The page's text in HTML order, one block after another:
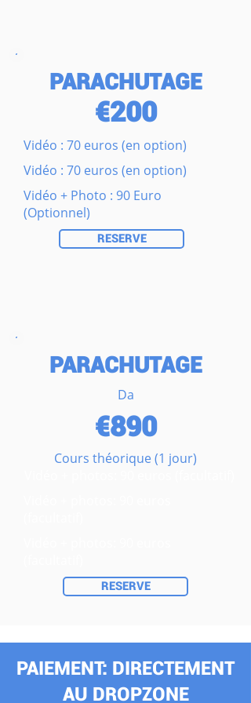
PARACHUTAGE
€200
Vidéo : 70 euros (en option)
Vidéo : 70 euros (en option)
Vidéo + Photo : 90 Euro
(Optionnel)
RESERVE
PARACHUTAGE
Da
€890
Cours théorique (1 jour)
RESERVE
PAIEMENT: DIRECTEMENT
AU DROPZONE